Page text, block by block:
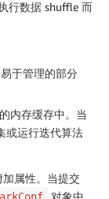
行数据 shuffle 而
于管理的部分
内存缓存中。当
或运行迭代算法
属性。当提交
对象中